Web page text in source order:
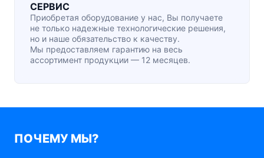
СЕРВИС
Приобретая оборудование у нас, Вы получаете
не только надежные технологические решения,
но и наше обязательство к качеству.
Мы предоставляем гарантию на весь
ассортимент продукции — 12 месяцев.
ПОЧЕМУ МЫ?